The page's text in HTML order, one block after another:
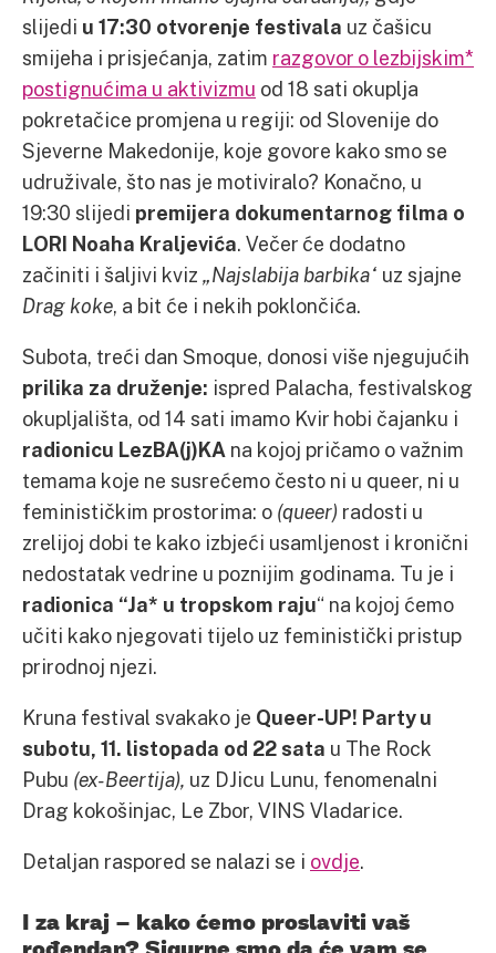
slijedi u 17:30 otvorenje festivala uz čašicu
smijeha i prisjećanja, zatim razgovor o lezbijskim*
postignućima u aktivizmu od 18 sati okuplja
pokretačice promjena u regiji: od Slovenije do
Sjeverne Makedonije, koje govore kako smo se
udruživale, što nas je motiviralo? Konačno, u
19:30 slijedi premijera dokumentarnog filma o
LORI Noaha Kraljevića. Večer će dodatno
začiniti i šaljivi kviz „Najslabija barbika“ uz sjajne
Drag koke, a bit će i nekih poklončića.
Subota, treći dan Smoque, donosi više njegujućih
prilika za druženje: ispred Palacha, festivalskog
okupljališta, od 14 sati imamo Kvir hobi čajanku i
radionicu LezBA(j)KA na kojoj pričamo o važnim
temama koje ne susrećemo često ni u queer, ni u
feminističkim prostorima: o (queer) radosti u
zrelijoj dobi te kako izbjeći usamljenost i kronični
nedostatak vedrine u poznijim godinama. Tu je i
radionica “Ja* u tropskom raju“ na kojoj ćemo
učiti kako njegovati tijelo uz feministički pristup
prirodnoj njezi.
Kruna festival svakako je Queer-UP! Party u
subotu, 11. listopada od 22 sata u The Rock
Pubu (ex-Beertija), uz DJicu Lunu, fenomenalni
Drag kokošinjac, Le Zbor, VINS Vladarice.
Detaljan raspored se nalazi se i ovdje.
I za kraj – kako ćemo proslaviti vaš
rođendan? Sigurne smo da će vam se